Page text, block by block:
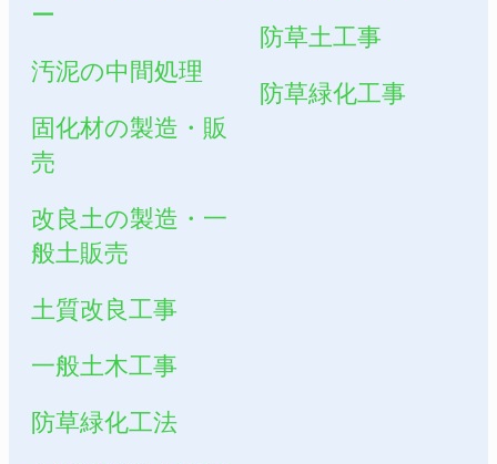
ー
汚泥の中間処理
固化材の製造・販
売
改良土の製造・一
般土販売
土質改良工事
一般土木工事
防草緑化工法
防草土工事
防草緑化工事